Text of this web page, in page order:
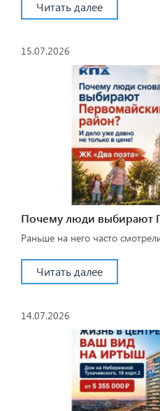
Читать далее
15.07.2026
Почему люди выбирают
Раньше на него часто
Читать далее
14.07.2026